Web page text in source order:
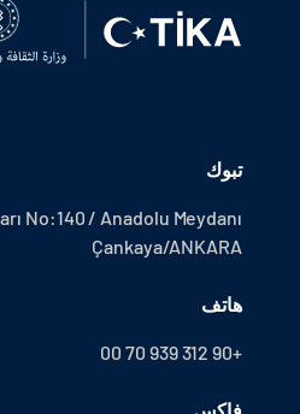
تبوك
No:140 / Anadolu Meydanı
Çankaya/ANKARA
هاتف
+90 312 939 70 00